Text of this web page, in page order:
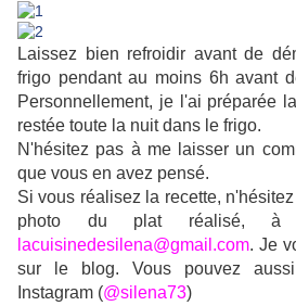
Laissez bien refroidir avant de
frigo pendant au moins 6h avant
Personnellement, je l'ai préparée
restée toute la nuit dans le frigo.
N'hésitez pas à me laisser un
que vous en avez pensé.
Si vous réalisez la recette,
photo du plat réalisé, à
lacuisinedesilena@gmail.com. Je
sur le blog. Vous pouvez
Instagram (@silena73)